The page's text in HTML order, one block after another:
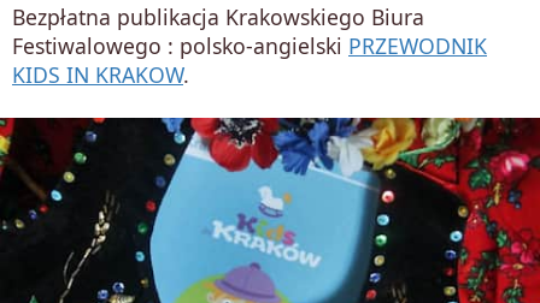
Bezpłatna publikacja Krakowskiego Biura
Festiwalowego : polsko-angielski PRZEWODNIK
KIDS IN KRAKOW.